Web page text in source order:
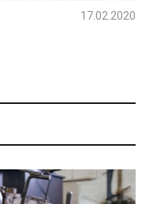
17.02.2020